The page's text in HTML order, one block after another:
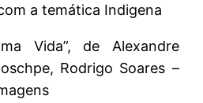
a temática Indigena
Vida”, de Alexandre
Rodrigo Soares –